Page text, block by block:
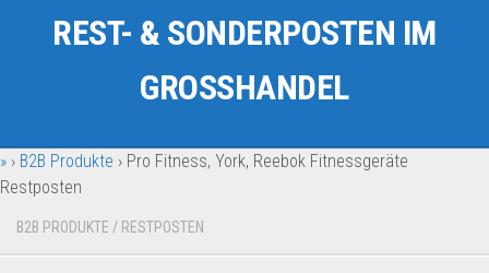
Auto & Motorrad
Fahrzeuge & Transport
Garten & Werkzeug
Geschäft, Büro & Schreibwaren
Geschenkartikel
REST- & SONDERPOSTEN IM
GROSSHANDEL
» › B2B Produkte › Pro Fitness, York, Reebok Fitnessgeräte
Restposten
B2B PRODUKTE / RESTPOSTEN